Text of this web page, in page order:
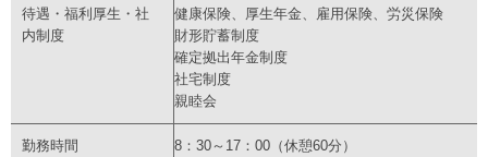
待遇・福利厚生・社
内制度
健康保険、厚生年金、雇用保険、労災保険
財形貯蓄制度
確定拠出年金制度
社宅制度
親睦会
勤務時間 8：30～17：00（休憩60分）